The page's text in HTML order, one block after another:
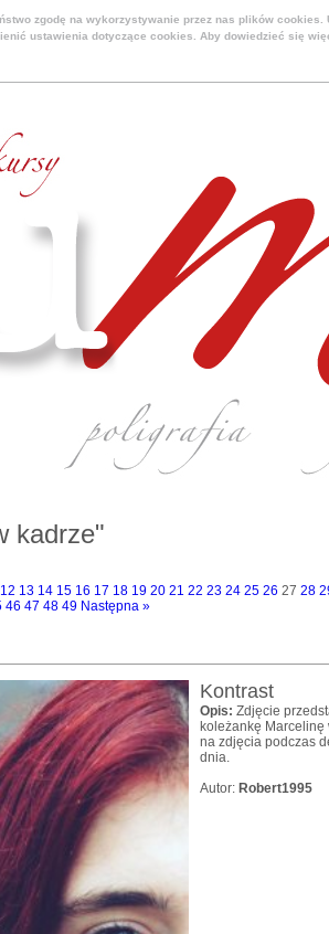
zgodę na wykorzystywanie przez nas plików
ustawienia dotyczące cookies. Aby dowiedzieć się
kadrze"
12 13 14 15 16 17 18 19 20 21 22 23 24 25 26 27 28
46 47 48 49 Następna »
Kontrast
Opis: Zdjęcie
koleżankę
na zdjęcia podczas
dnia.
Autor: Robert1995